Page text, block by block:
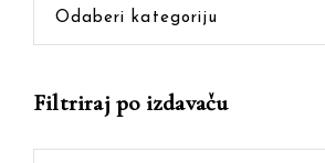
Odaberi kategoriju
Filtriraj po izdavaču